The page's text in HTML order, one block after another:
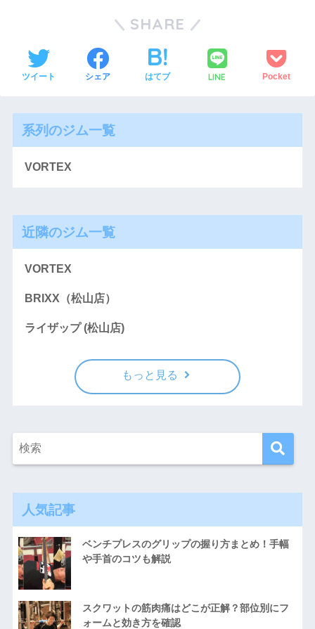
SHARE
ツイート シェア はてブ LINE Pocket
系列のジム一覧
VORTEX
近隣のジム一覧
VORTEX
BRIXX（松山店）
ライザップ (松山店)
もっと見る
人気記事
ベンチプレスのグリップの握り方まとめ！手幅
や手首のコツも解説
スクワットの筋肉痛はどこが正解？部位別にフ
ォームと効き方を確認